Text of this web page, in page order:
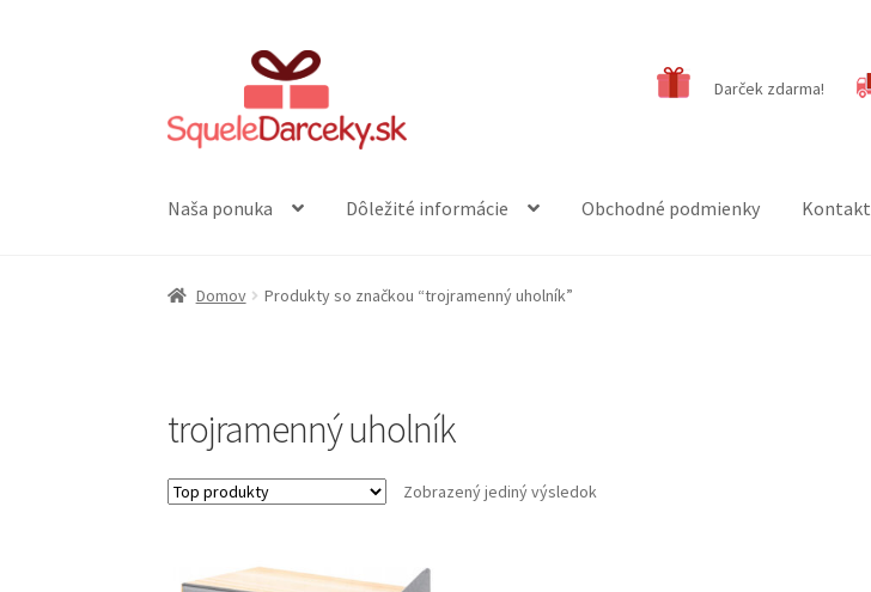
navigáciu
obsah
Darček zdarma!
Naša ponuka Dôležité informácie Obchodné podmienky Kontakt
Domov Produkty so značkou “trojramenný uholník”
trojramenný uholník
Zobrazený jediný výsledok